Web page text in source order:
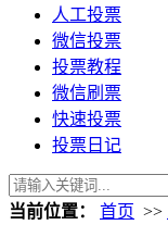
人工投票
微信投票
投票教程
微信刷票
快速投票
投票日记
当前位置： 首页 >>